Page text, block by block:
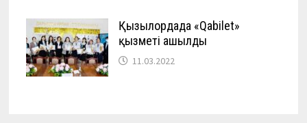
Қызылордада «Qabilet»
қызметі ашылды
11.03.2022